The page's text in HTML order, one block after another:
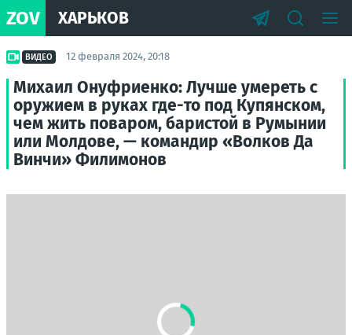
ZOV ХАРЬКОВ
ВИДЕО 12 февраля 2024, 20:18
Михаил Онуфриенко: Лучше умереть с
оружием в руках где-то под Купянском,
чем жить поваром, баристой в Румынии
или Молдове, — командир «Волков Да
Винчи» Филимонов